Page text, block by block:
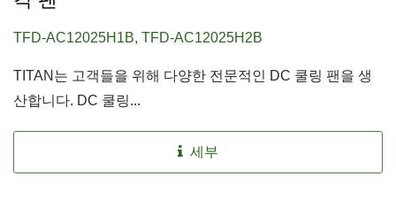
TFD-AC12025H1B, TFD-AC12025H2B
TITAN는 고객들을 위해 다양한 전문적인 DC 쿨링 팬을 생
산합니다. DC 쿨링...
세부